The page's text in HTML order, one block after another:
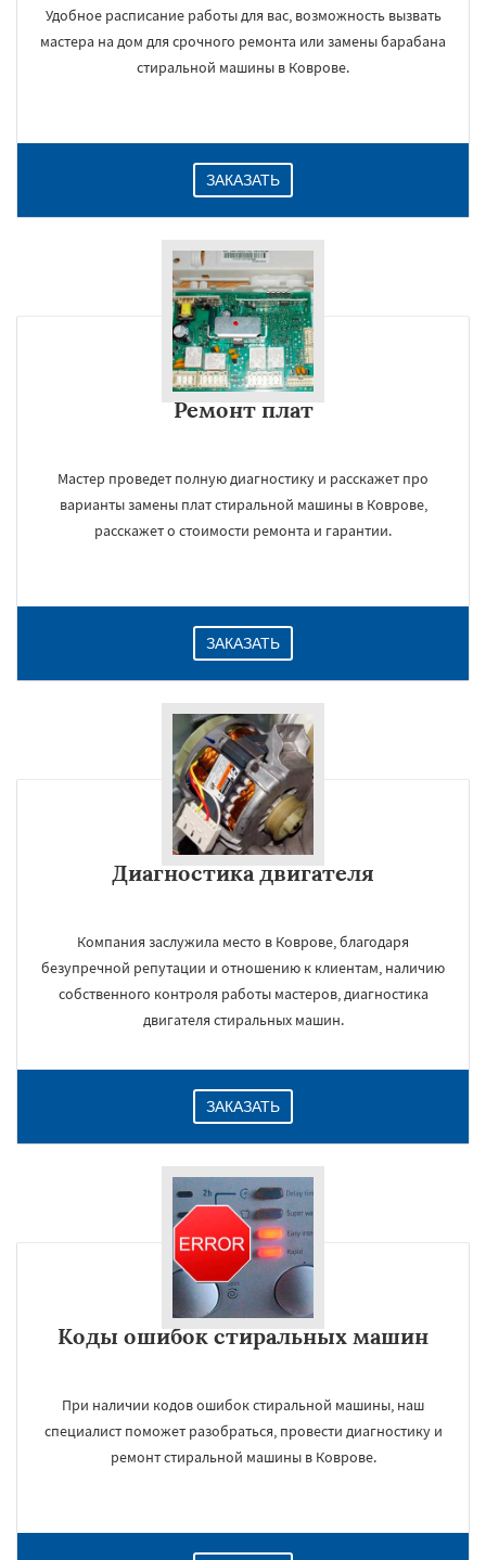
Удобное расписание работы для вас, возможность вызвать
мастера на дом для срочного ремонта или замены барабана
стиральной машины в Коврове.
ЗАКАЗАТЬ
Ремонт плат
Мастер проведет полную диагностику и расскажет про
варианты замены плат стиральной машины в Коврове,
расскажет о стоимости ремонта и гарантии.
ЗАКАЗАТЬ
Диагностика двигателя
Компания заслужила место в Коврове, благодаря
безупречной репутации и отношению к клиентам, наличию
собственного контроля работы мастеров, диагностика
двигателя стиральных машин.
ЗАКАЗАТЬ
Коды ошибок стиральных машин
При наличии кодов ошибок стиральной машины, наш
специалист поможет разобраться, провести диагностику и
ремонт стиральной машины в Коврове.